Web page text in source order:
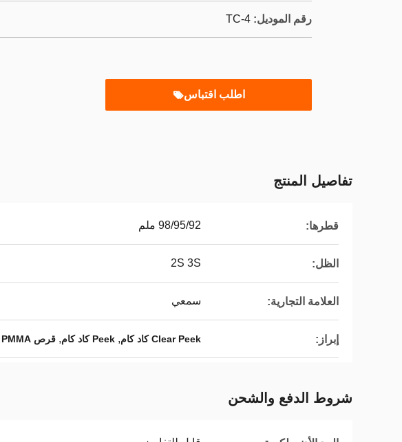
رقم الموديل: TC-4
اطلب اقتباس
تفاصيل المنتج
قطرها: 98/95/92 ملم
الظل: 2S 3S
العلامة التجارية: سمعي
إبراز: Clear Peek كاد كام , Peek كاد كام , قرص PMMA
شروط الدفع والشحن